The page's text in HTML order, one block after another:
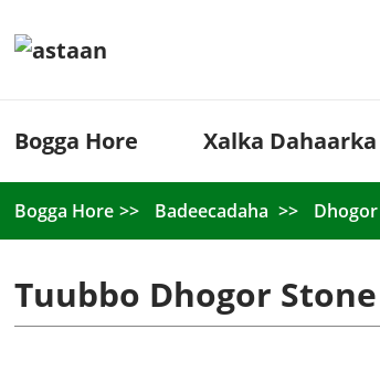
Bogga Hore Xalka Dahaarka
Bogga Hore Badeecadaha
Tuubbo Dhogor Stone